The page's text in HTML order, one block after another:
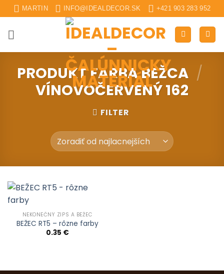
Skip
to
content
MARTIN INFO@IDEALDECOR.SK +421 903 283 952
PRODUKT FARBA BEŽCA /
VÍNOVOČERVENÝ 162
FILTER
NEKONEČNÝ ZIPS A BEŽEC
BEŽEC RT5 – rôzne farby
0.35 €